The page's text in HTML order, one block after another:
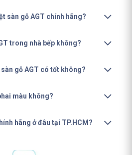
sàn gỗ AGT chính hãng?
trong nhà bếp không?
gỗ AGT có tốt không?
màu không?
hãng ở đâu tại TP.HCM?